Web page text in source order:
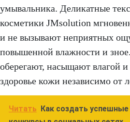
умывальника. Деликатные
косметики JMsolution
и не вызывают неприятных
повышенной влажности и
оберегают, насыщают влагой
здоровье кожи независимо от
Читать
Как создать успешные